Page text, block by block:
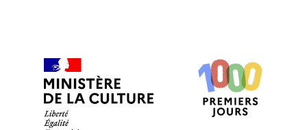
EN SAVOIR PLUS
BIBLIOTHÈQUE INTERCOMMUNALE
FRANÇOISE SAGAN